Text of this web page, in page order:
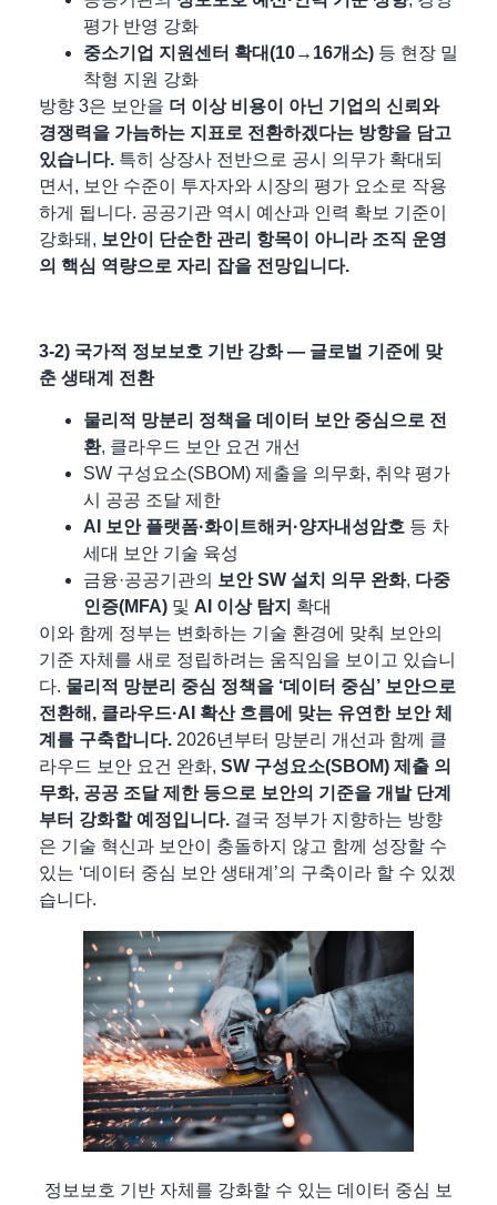
평가 반영 강화
중소기업 지원센터 확대(10→16개소) 등 현장 밀
착형 지원 강화
방향 3은 보안을 더 이상 비용이 아닌 기업의 신뢰와
경쟁력을 가늠하는 지표로 전환하겠다는 방향을 담고
있습니다. 특히 상장사 전반으로 공시 의무가 확대되
면서, 보안 수준이 투자자와 시장의 평가 요소로 작용
하게 됩니다. 공공기관 역시 예산과 인력 확보 기준이
강화돼, 보안이 단순한 관리 항목이 아니라 조직 운영
의 핵심 역량으로 자리 잡을 전망입니다.
3-2) 국가적 정보보호 기반 강화 — 글로벌 기준에 맞
춘 생태계 전환
물리적 망분리 정책을 데이터 보안 중심으로 전
환​, 클라우드 보안 요건 개선
SW 구성요소(SBOM) 제출을 의무화, 취약 평가
시 공공 조달 제한
AI 보안 플랫폼·화이트해커·양자내성암호 등 차
세대 보안 기술 육성
금융·공공기관의 보안 SW 설치 의무 완화, 다중
인증(MFA) 및 AI 이상 탐지 확대
이와 함께 정부는 변화하는 기술 환경에 맞춰 보안의
기준 자체를 새로 정립하려는 움직임을 보이고 있습니
다. 물리적 망분리 중심 정책을 ‘데이터 중심’ 보안으로
전환해, 클라우드·AI 확산 흐름에 맞는 유연한 보안 체
계를 구축합니다. 2026년부터 망분리 개선과 함께 클
라우드 보안 요건 완화, SW 구성요소(SBOM) 제출 의
무화, 공공 조달 제한 등으로 보안의 기준을 개발 단계
부터 강화할 예정입니다. 결국 정부가 지향하는 방향
은 기술 혁신과 보안이 충돌하지 않고 함께 성장할 수
있는 ‘데이터 중심 보안 생태계’의 구축이라 할 수 있겠
습니다.
정보보호 기반 자체를 강화할 수 있는 데이터 중심 보